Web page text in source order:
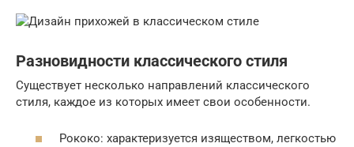
Разновидности классического стиля
Существует несколько направлений классического
стиля, каждое из которых имеет свои особенности.
Рококо: характеризуется изяществом, легкостью